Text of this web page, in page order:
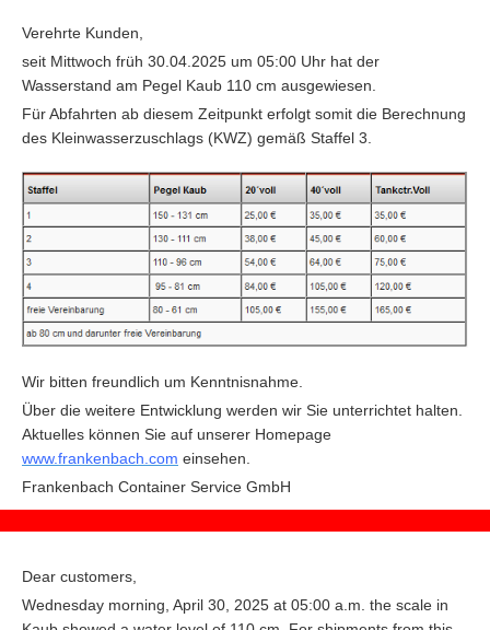
Verehrte Kunden,
seit Mittwoch früh 30.04.2025 um 05:00 Uhr hat der
Wasserstand am Pegel Kaub 110 cm ausgewiesen.
Für Abfahrten ab diesem Zeitpunkt erfolgt somit die Berechnung
des Kleinwasserzuschlags (KWZ) gemäß Staffel 3.
Wir bitten freundlich um Kenntnisnahme.
Über die weitere Entwicklung werden wir Sie unterrichtet halten.
Aktuelles können Sie auf unserer Homepage
www.frankenbach.com einsehen.
Frankenbach Container Service GmbH
Dear customers,
Wednesday morning, April 30, 2025 at 05:00 a.m. the scale in